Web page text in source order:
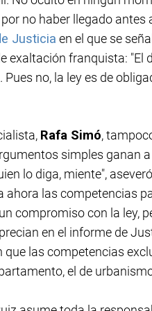
no haber llegado antes
Justicia en el que se
exaltación franquista:
no, la ley es de
Rafa Simó,
simples ganan
lo diga, miente",
las competencias
compromiso con la ley,
en el informe de
que las competencias
el de